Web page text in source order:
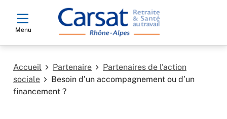
Menu
Accueil Partenaire
Partenaires de l'action
sociale
Besoin d’un accompagnement ou d’un
financement ?